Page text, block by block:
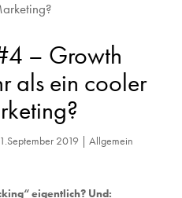
– Growth
als ein cooler
2019 | Allgemein
eigentlich? Und: